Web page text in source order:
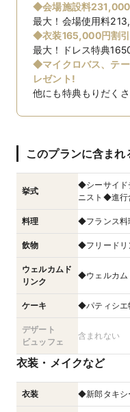
◆会場施設料
最大！会場使用料
◆衣装165,000円割引(
最大！ドレス特典
◆マイクロバス、テ
レゼント!
他にも特典もりだく
このプランに含まれ
挙式
◆シーサイド
ニスト◆進行
料理 ◆フランス料
飲物 ◆フリードリ
ウェルカムド
リンク
◆ウェルカム
ケーキ ◆パティシエ
デザート
ビュッフェ
含まれない
衣装・メイクなど
衣装 ◆新郎タキシ